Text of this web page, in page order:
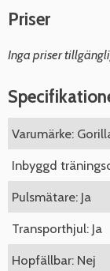
Priser
Inga priser
Varumärke:
Inbyggd
Pulsmätare: Ja
Transporthjul: Ja
Hopfällbar: Nej